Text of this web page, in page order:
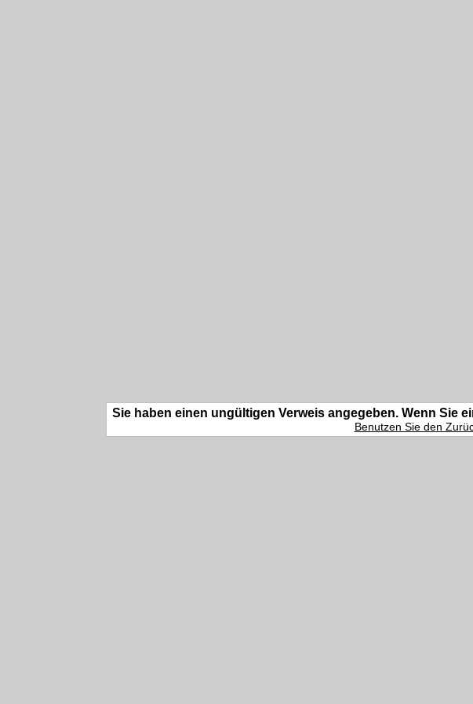
Sie haben einen ungültigen Verweis angegeben. Wenn Sie
Benutzen Sie den